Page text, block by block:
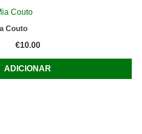
Couto
€10.00
ADICIONAR